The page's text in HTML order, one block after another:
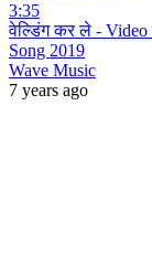
3:35
वेल्डिंग कर ले -
Song 2019
Wave Music
7 years ago